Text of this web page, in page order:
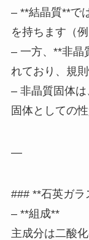
– **結晶質**で
を持ちます（
– 一方、**非晶
れており、規
– 非晶質固体
固体としての
—
### **石英ガラ
– **組成**
主成分は二酸化